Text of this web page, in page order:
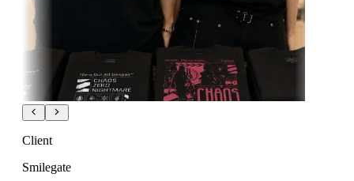
Client
Smilegate